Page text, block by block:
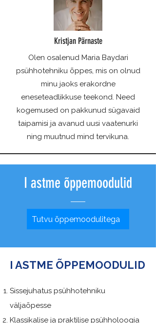
Kristjan Pärnaste
Olen osalenud Maria Baydari
psühhotehniku õppes, mis on olnud
minu jaoks erakordne
eneseteadlikkuse teekond. Need
kogemused on pakkunud sügavaid
taipamisi ja avanud uusi vaatenurki
ning muutnud mind tervikuna.
I astme õppemoodulid
Tutvu õppemoodulitega
I ASTME ÕPPEMOODULID
Sissejuhatus psühhotehniku
väljaõpesse
Klassikalise ja praktilise psühholoogia